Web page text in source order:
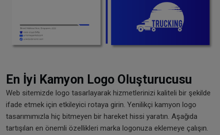
En İyi Kamyon Logo Oluşturucusu
Web sitemizde logo tasarlayarak hizmetlerinizi kaliteli bir şekilde
ifade etmek için etkileyici rotaya girin. Yenilikçi kamyon logo
tasarımımızla hiç bitmeyen bir hareket hissi yaratın. Aşağıda
tartışılan en önemli özellikleri marka logonuza eklemeye çalışın.